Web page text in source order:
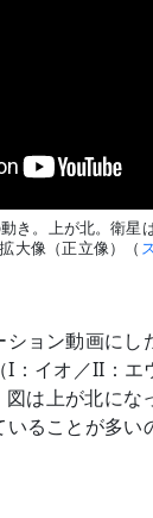
き。上が北。衛星
大像（正立像）（
ョン動画にし
I：イオ／II：エ
は上が北にな
ることが多い